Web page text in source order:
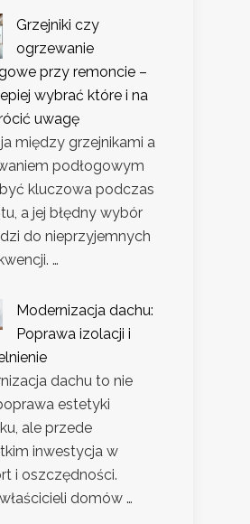
Grzejniki czy
ogrzewanie
przy remoncie –
wybrać które i na
uwagę
między grzejnikami a
podłogowym
kluczowa podczas
a jej błędny wybór
do nieprzyjemnych
…
Modernizacja dachu:
Poprawa izolacji i
dachu to nie
estetyki
ale przede
inwestycja w
i oszczędności.
domów …